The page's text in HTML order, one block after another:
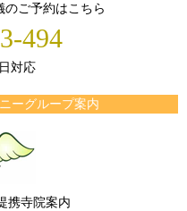
ご予約はこちら
494
対応
ーグループ案内
携寺院案内